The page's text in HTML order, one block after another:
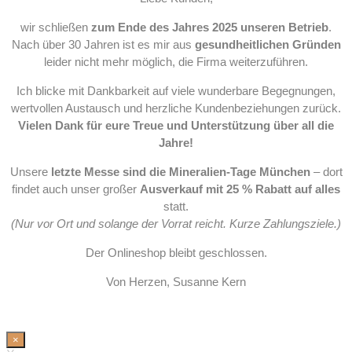
wir schließen zum Ende des Jahres 2025 unseren Betrieb.
Nach über 30 Jahren ist es mir aus gesundheitlichen Gründen
leider nicht mehr möglich, die Firma weiterzuführen.
Ich blicke mit Dankbarkeit auf viele wunderbare Begegnungen,
wertvollen Austausch und herzliche Kundenbeziehungen zurück.
Vielen Dank für eure Treue und Unterstützung über all die
Jahre!
Unsere letzte Messe sind die Mineralien-Tage München– dort
findet auch unser großer Ausverkauf mit 25 % Rabatt auf alles
statt.
(Nur vor Ort und solange der Vorrat reicht. Kurze Zahlungsziele.)
Der Onlineshop bleibt geschlossen.
Von Herzen, Susanne Kern
×